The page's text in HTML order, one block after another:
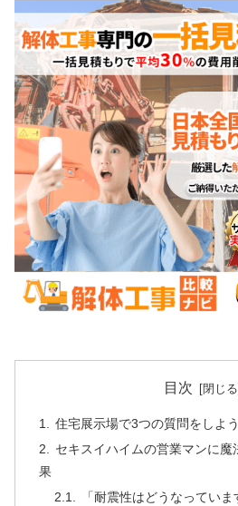
目次
住宅展示場で3つの質問をしよ
セキスイハイムの営業マンに
果
「耐震性はどうなってい